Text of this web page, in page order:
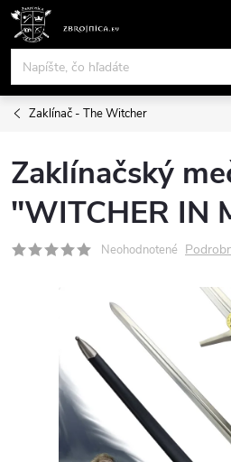
Prejsť
obsah
Zaklínač - The Witcher
Zaklínačský
"WITCHER IN
Neohodnotené